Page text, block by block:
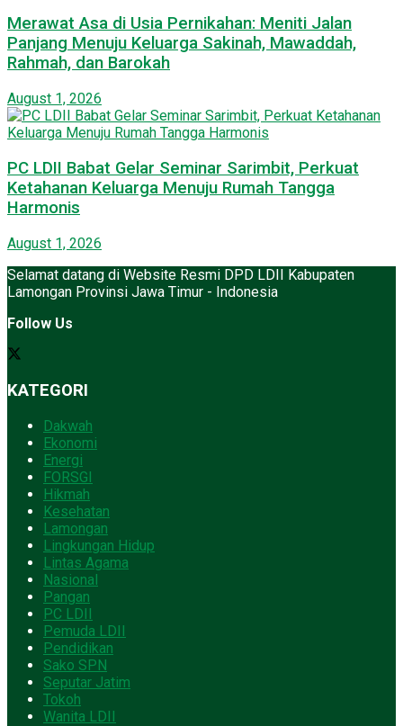
Merawat Asa di Usia Pernikahan: Meniti Jalan
Panjang Menuju Keluarga Sakinah, Mawaddah,
Rahmah, dan Barokah
August 1, 2026
PC LDII Babat Gelar Seminar Sarimbit, Perkuat
Ketahanan Keluarga Menuju Rumah Tangga
Harmonis
August 1, 2026
Selamat datang di Website Resmi DPD LDII Kabupaten
Lamongan Provinsi Jawa Timur - Indonesia
Follow Us
KATEGORI
Dakwah
Ekonomi
Energi
FORSGI
Hikmah
Kesehatan
Lamongan
Lingkungan Hidup
Lintas Agama
Nasional
Pangan
PC LDII
Pemuda LDII
Pendidikan
Sako SPN
Seputar Jatim
Tokoh
Wanita LDII